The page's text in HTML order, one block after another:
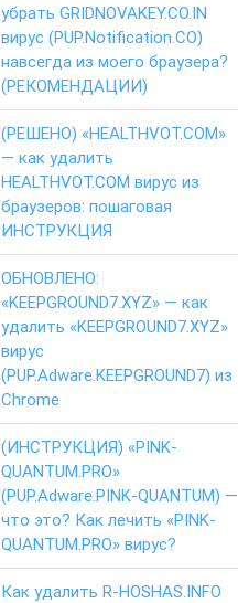
убрать GRIDNOVAKEY.CO.IN
вирус (PUP.Notification.CO)
навсегда из моего браузера?
(РЕКОМЕНДАЦИИ)
(РЕШЕНО) «HEALTHVOT.COM»
— как удалить
HEALTHVOT.COM вирус из
браузеров: пошаговая
ИНСТРУКЦИЯ
ОБНОВЛЕНО:
«KEEPGROUND7.XYZ» — как
удалить «KEEPGROUND7.XYZ»
вирус
(PUP.Adware.KEEPGROUND7) из
Chrome
(ИНСТРУКЦИЯ) «PINK-
QUANTUM.PRO»
(PUP.Adware.PINK-QUANTUM) —
что это? Как лечить «PINK-
QUANTUM.PRO» вирус?
Как удалить R-HOSHAS.INFO